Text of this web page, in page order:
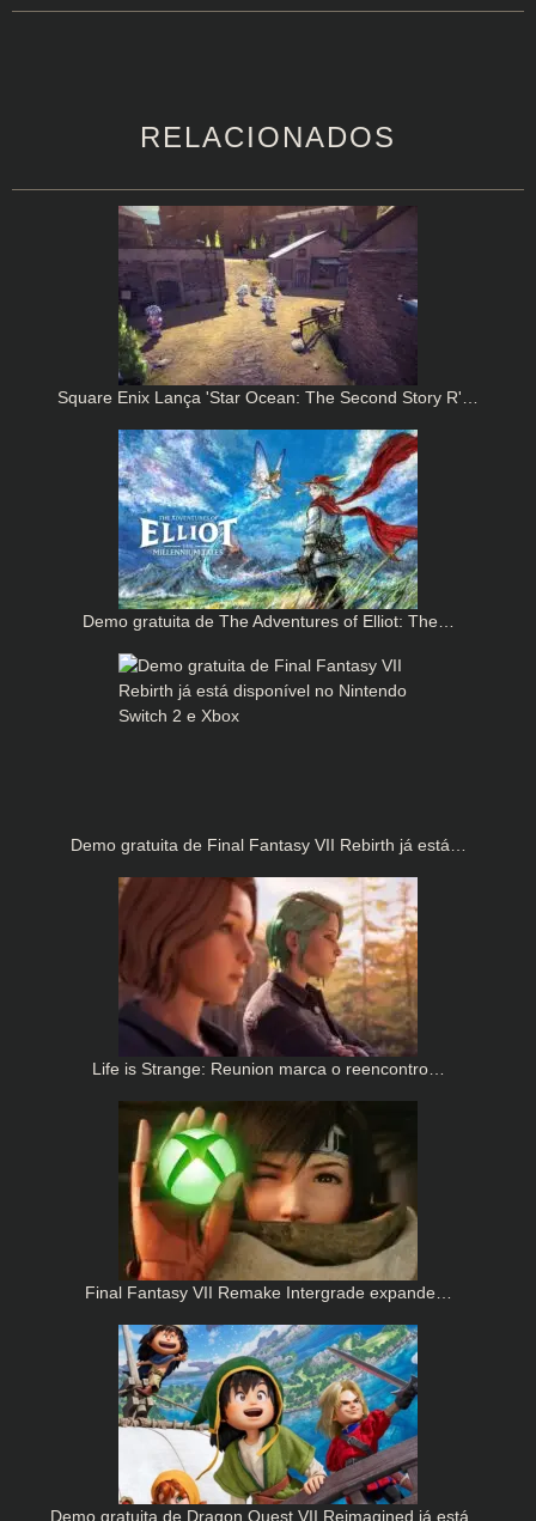
RELACIONADOS
Square Enix Lança 'Star Ocean: The Second Story R'…
Demo gratuita de The Adventures of Elliot: The…
Demo gratuita de Final Fantasy VII Rebirth já está…
Life is Strange: Reunion marca o reencontro…
Final Fantasy VII Remake Intergrade expande…
Demo gratuita de Dragon Quest VII Reimagined já está…